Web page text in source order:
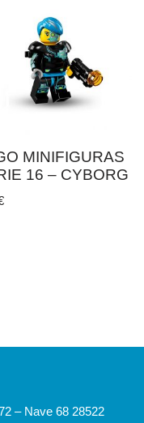
MINIFIGURAS
16 – CYBORG
– Nave 68 28522